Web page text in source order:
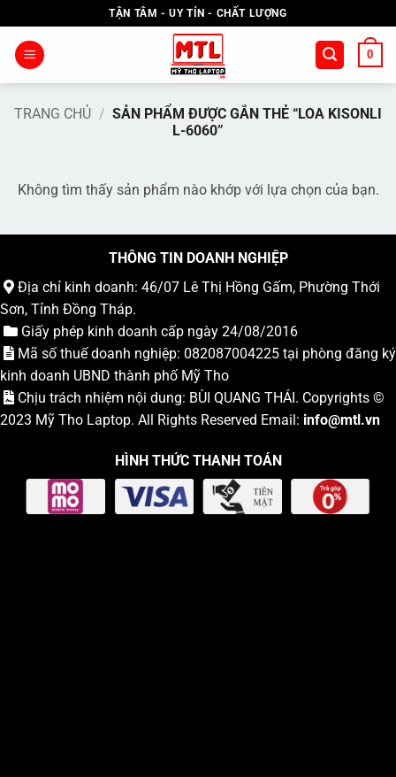
qua
nội
TẬN TÂM - UY TÍN - CHẤT LƯỢNG
0
TRANG CHỦ / SẢN PHẨM ĐƯỢC GẮN THẺ “LOA KISONLI
L-6060”
Không tìm thấy sản phẩm nào khớp với lựa chọn của bạn.
THÔNG TIN DOANH NGHIỆP
Địa chỉ kinh doanh: 46/07 Lê Thị Hồng Gấm, Phường Thới
Sơn, Tỉnh Đồng Tháp.
Giấy phép kinh doanh cấp ngày 24/08/2016
Mã số thuế doanh nghiệp: 082087004225 tại phòng đăng ký
kinh doanh UBND thành phố Mỹ Tho
Chịu trách nhiệm nội dung: BÙI QUANG THÁI. Copyrights ©
2023 Mỹ Tho Laptop. All Rights Reserved Email: info@mtl.vn
HÌNH THỨC THANH TOÁN